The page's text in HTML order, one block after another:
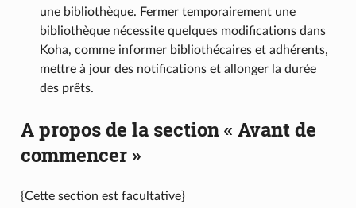
une bibliothèque. Fermer temporairement une
bibliothèque nécessite quelques modifications dans
Koha, comme informer bibliothécaires et adhérents,
mettre à jour des notifications et allonger la durée
des prêts.
A propos de la section « Avant de
commencer »
{Cette section est facultative}